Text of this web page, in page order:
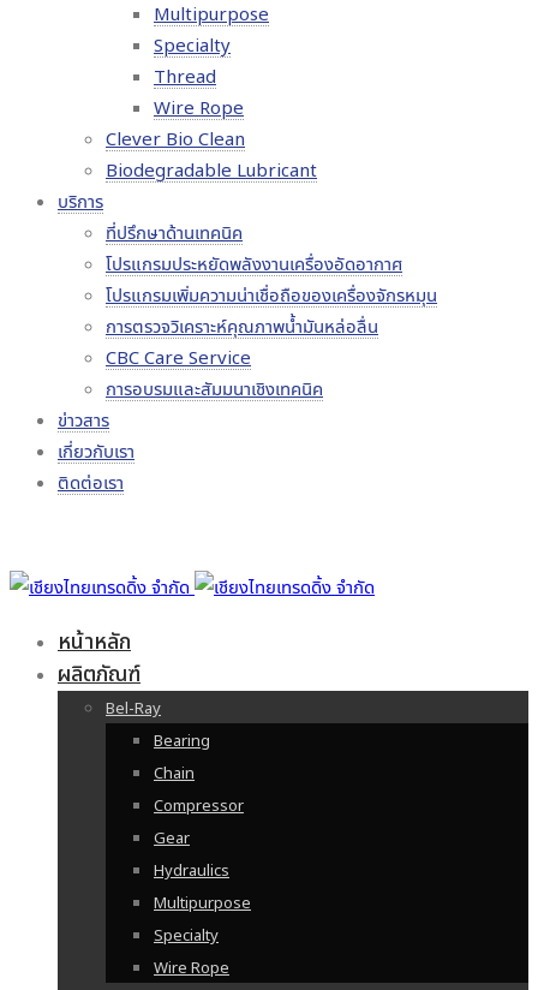
Multipurpose
Specialty
Thread
Wire Rope
Clever Bio Clean
Biodegradable Lubricant
บริการ
ที่ปรึกษาด้านเทคนิค
โปรแกรมประหยัดพลังงานเครื่องอัดอากาศ
โปรแกรมเพิ่มความน่าเชื่อถือของเครื่องจักรหมุน
การตรวจวิเคราะห์คุณภาพน้ำมันหล่อลื่น
CBC Care Service
การอบรมและสัมมนาเชิงเทคนิค
ข่าวสาร
เกี่ยวกับเรา
ติดต่อเรา
หน้าหลัก
ผลิตภัณฑ์
Bel-Ray
Bearing
Chain
Compressor
Gear
Hydraulics
Multipurpose
Specialty
Wire Rope